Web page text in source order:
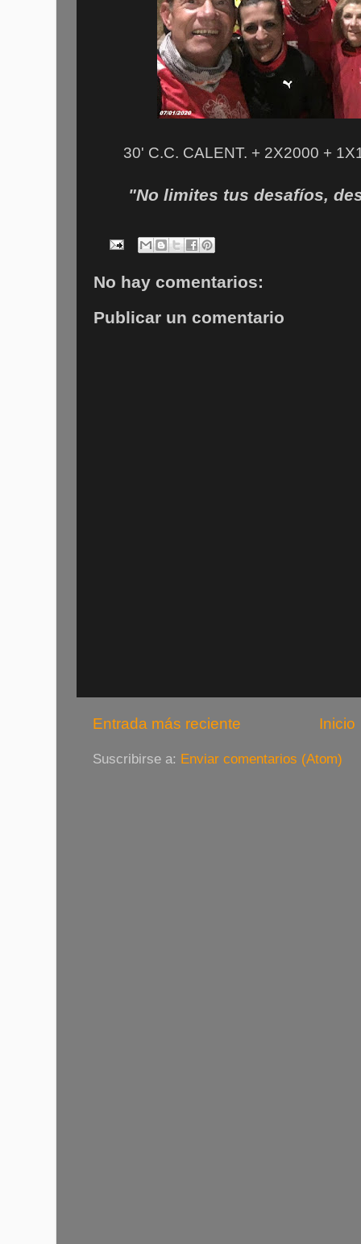
30' C.C. CALENT. + 2X2000 +
"No limites tus desafíos,
No hay comentarios:
Publicar un comentario
Entrada más reciente Inicio
Suscribirse a: Enviar comentarios (Atom)